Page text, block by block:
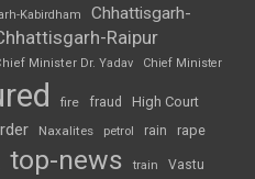
Kabirdham
Chhattisgarh-
Raipur
Minister Dr. Yadav Chief Minister
fire fraud High Court
Naxalites petrol rain rape
top-news train Vastu